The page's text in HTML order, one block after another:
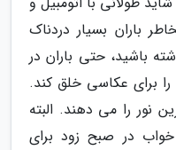
باران بسیار دردناک
باشید، حتی باران در
را برای عکاسی خلق کند.
نور را می دهند. البته
در صبح زود برای